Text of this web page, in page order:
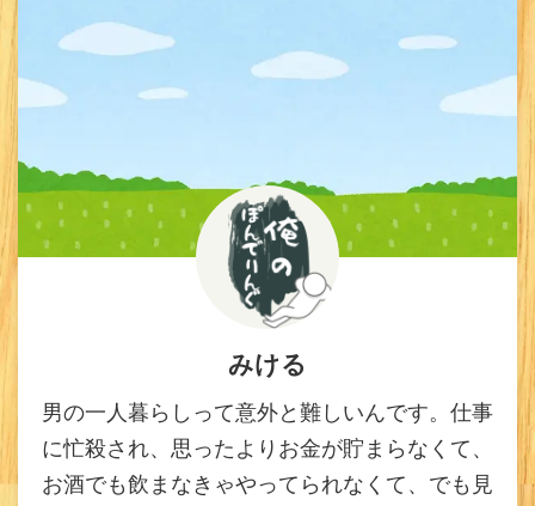
みける
男の一人暮らしって意外と難しいんです。仕事
に忙殺され、思ったよりお金が貯まらなくて、
お酒でも飲まなきゃやってられなくて、でも見